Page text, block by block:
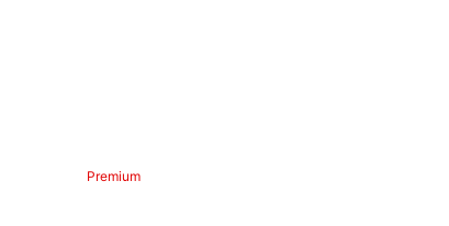
si užil jen pár hodin. Vlastní chyba ho stála život
Premium